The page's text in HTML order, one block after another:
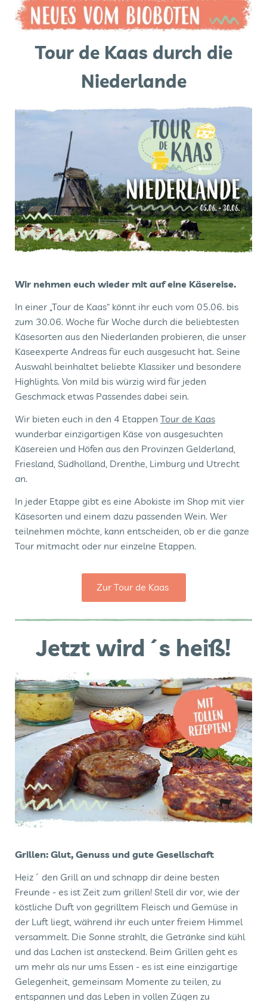
Tour de Kaas durch die
Niederlande
Wir nehmen euch wieder mit auf eine Käsereise.
In einer „Tour de Kaas“ könnt ihr euch vom 05.06. bis
zum 30.06. Woche für Woche durch die beliebtesten
Käsesorten aus den Niederlanden probieren, die unser
Käseexperte Andreas für euch ausgesucht hat. Seine
Auswahl beinhaltet beliebte Klassiker und besondere
Highlights. Von mild bis würzig wird für jeden
Geschmack etwas Passendes dabei sein.
Wir bieten euch in den 4 Etappen Tour de Kaas
wunderbar einzigartigen Käse von ausgesuchten
Käsereien und Höfen aus den Provinzen Gelderland,
Friesland, Südholland, Drenthe, Limburg und Utrecht
an.
In jeder Etappe gibt es eine Abokiste im Shop mit vier
Käsesorten und einem dazu passenden Wein. Wer
teilnehmen möchte, kann entscheiden, ob er die ganze
Tour mitmacht oder nur einzelne Etappen.
Zur Tour de Kaas
Jetzt wird´s heiß!
Grillen: Glut, Genuss und gute Gesellschaft
Heiz´ den Grill an und schnapp dir deine besten
Freunde - es ist Zeit zum grillen! Stell dir vor, wie der
köstliche Duft von gegrilltem Fleisch und Gemüse in
der Luft liegt, während ihr euch unter freiem Himmel
versammelt. Die Sonne strahlt, die Getränke sind kühl
und das Lachen ist ansteckend. Beim Grillen geht es
um mehr als nur ums Essen - es ist eine einzigartige
Gelegenheit, gemeinsam Momente zu teilen, zu
entspannen und das Leben in vollen Zügen zu